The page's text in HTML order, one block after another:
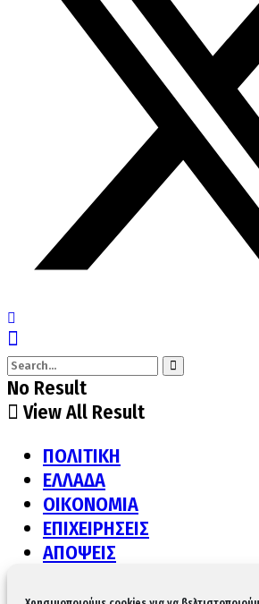
No Result
View All Result
ΠΟΛΙΤΙΚΗ
ΕΛΛΑΔΑ
ΟΙΚΟΝΟΜΙΑ
ΕΠΙΧΕΙΡΗΣΕΙΣ
ΑΠΟΨΕΙΣ